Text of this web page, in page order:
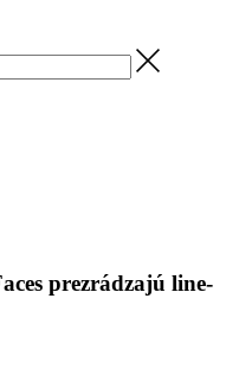
prezrádzajú line-